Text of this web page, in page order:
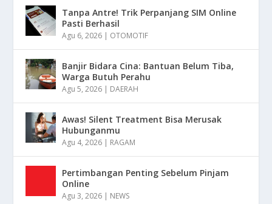
Tanpa Antre! Trik Perpanjang SIM Online
Pasti Berhasil
Agu 6, 2026 | OTOMOTIF
Banjir Bidara Cina: Bantuan Belum Tiba,
Warga Butuh Perahu
Agu 5, 2026 | DAERAH
Awas! Silent Treatment Bisa Merusak
Hubunganmu
Agu 4, 2026 | RAGAM
Pertimbangan Penting Sebelum Pinjam
Online
Agu 3, 2026 | NEWS